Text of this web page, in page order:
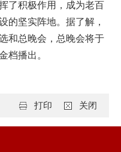
了积极作用，成为老百
的坚实阵地。据了解，
和总晚会，总晚会将于
档播出。
关闭
打印